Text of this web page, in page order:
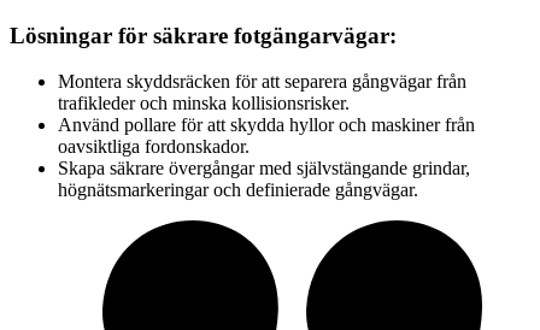
Lösningar för säkrare fotgängarvägar:
Montera skyddsräcken för att separera gångvägar från
trafikleder och minska kollisionsrisker.
Använd pollare för att skydda hyllor och maskiner från
oavsiktliga fordonskador.
Skapa säkrare övergångar med självstängande grindar,
högnätsmarkeringar och definierade gångvägar.